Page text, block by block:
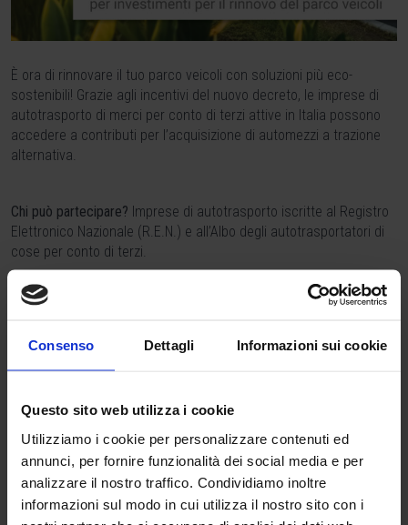
Consenso Dettagli Informazioni sui cookie
Questo sito web utilizza i cookie
Utilizziamo i cookie per personalizzare contenuti ed
annunci, per fornire funzionalità dei social media e per
analizzare il nostro traffico. Condividiamo inoltre
informazioni sul modo in cui utilizza il nostro sito con i
È ora di rinnovare il tuo parco veicoli con soluzioni più eco-
sostenibili! Grazie agli incentivi del nuovo decreto, le imprese di
autotrasporto di merci per conto di terzi attive in Italia possono
accedere a contributi per l’acquisizione di automezzi a trazione
alternativa.
Chi può partecipare? Imprese di autotrasporto iscritte al Registro
Elettronico Nazionale (R.E.N.) e all’Albo degli autotrasportatori di
cose per conto di terzi.
Investimenti ammissibili:
Automezzi commerciali nuovi a metano CNG, gas naturale
liquefatto LNG, ibrida (diesel/elettrico) e elettrica (full electric).
Modalità di partecipazione:
Presentazione istanza: prenotazione dell’incentivo basata sul
contratto di acquisizione.
Rendicontazione: documentazione dei costi sostenuti e